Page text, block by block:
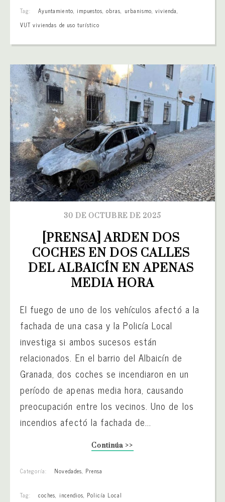
Tag: Ayuntamiento, impuestos,obras, urbanismo, vivienda,
VUT viviendas de uso turístico
30 DE OCTUBRE DE 2025
[PRENSA] ARDEN DOS
COCHES EN DOS CALLES
DEL ALBAICÍN EN APENAS
MEDIA HORA
El fuego de uno de los vehículos afectó a la
fachada de una casa y la Policía Local
investiga si ambos sucesos están
relacionados. En el barrio del Albaicín de
Granada, dos coches se incendiaron en un
período de apenas media hora, causando
preocupación entre los vecinos. Uno de los
incendios afectó la fachada de...
Continúa >>
Categoría: Novedades, Prensa
Tag: coches, incendios, Policía Local